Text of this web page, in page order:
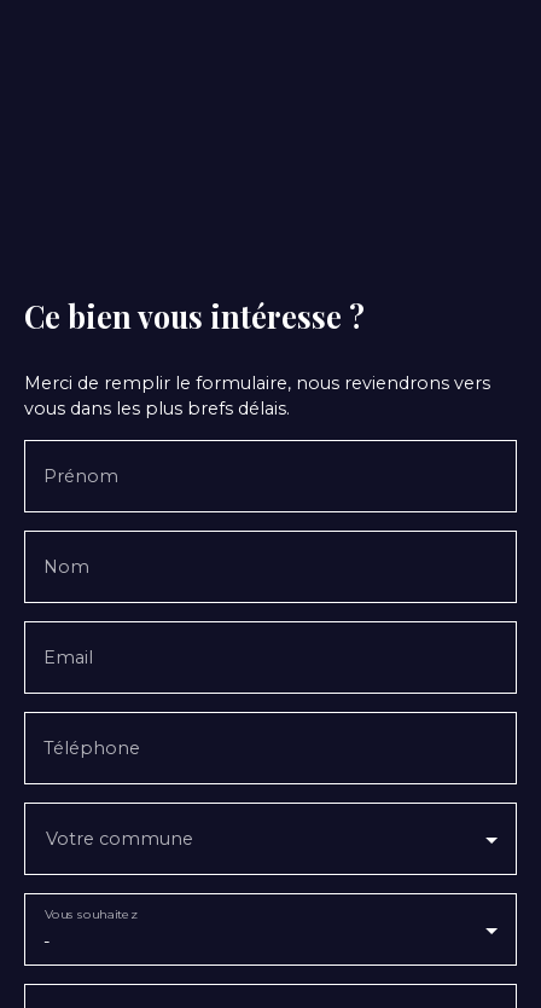
Ce bien vous intéresse ?
Merci de remplir le formulaire, nous reviendrons vers
vous dans les plus brefs délais.
Prénom
Nom
Email
Téléphone
Votre commune
-
Vous souhaitez